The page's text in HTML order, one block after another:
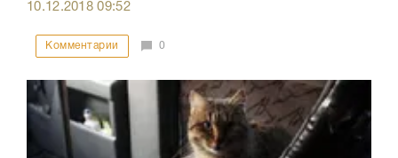
10.12.201809:52
Комментарии 0